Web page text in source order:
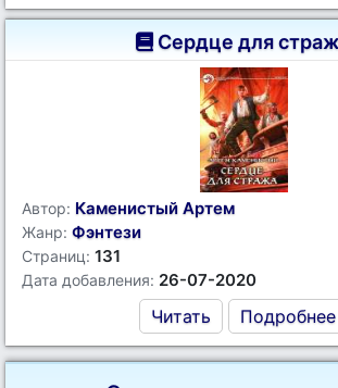
Сердце для
Автор: Каменистый Артем
Жанр: Фэнтези
Страниц: 131
Дата добавления: 26-07-2020
Читать Подробнее